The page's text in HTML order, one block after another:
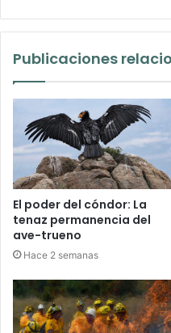
Publicaciones
El poder del cóndor: La
tenaz permanencia del
ave-trueno
Hace 2 semanas